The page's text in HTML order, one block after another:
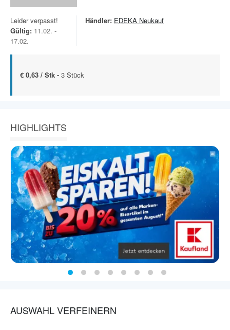
Leider verpasst!
Gültig: 11.02. -
17.02.
Händler: EDEKA Neukauf
€ 0,63 / Stk - 3 Stück
HIGHLIGHTS
AUSWAHL VERFEINERN